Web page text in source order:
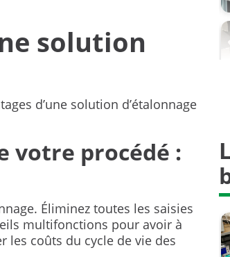
solution
d’une solution d’étalonnage
votre procédé :
Éliminez toutes les saisies
multifonctions pour avoir à
les coûts du cycle de vie des